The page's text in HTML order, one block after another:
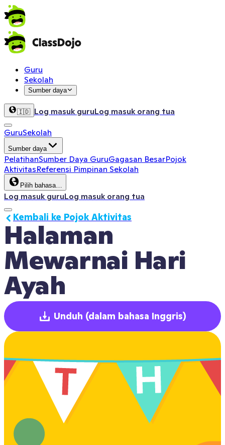
Guru
Sekolah
Sumber daya
🇮🇩 Log masuk guruLog masuk orang tua
GuruSekolah
Sumber daya
PelatihanSumber Daya GuruGagasan BesarPojok
AktivitasReferensi Pimpinan Sekolah
Pilih bahasa…
Log masuk guruLog masuk orang tua
Halaman
Mewarnai Hari
Ayah
Kembali ke Pojok Aktivitas
Unduh (dalam bahasa Inggris)